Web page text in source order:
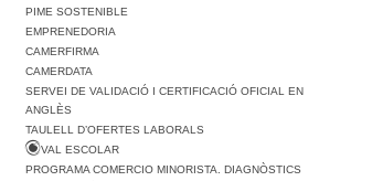
PIME SOSTENIBLE
EMPRENEDORIA
CAMERFIRMA
CAMERDATA
SERVEI DE VALIDACIÓ I CERTIFICACIÓ OFICIAL EN
ANGLÈS
TAULELL D’OFERTES LABORALS
VAL ESCOLAR
PROGRAMA COMERCIO MINORISTA. DIAGNÒSTICS